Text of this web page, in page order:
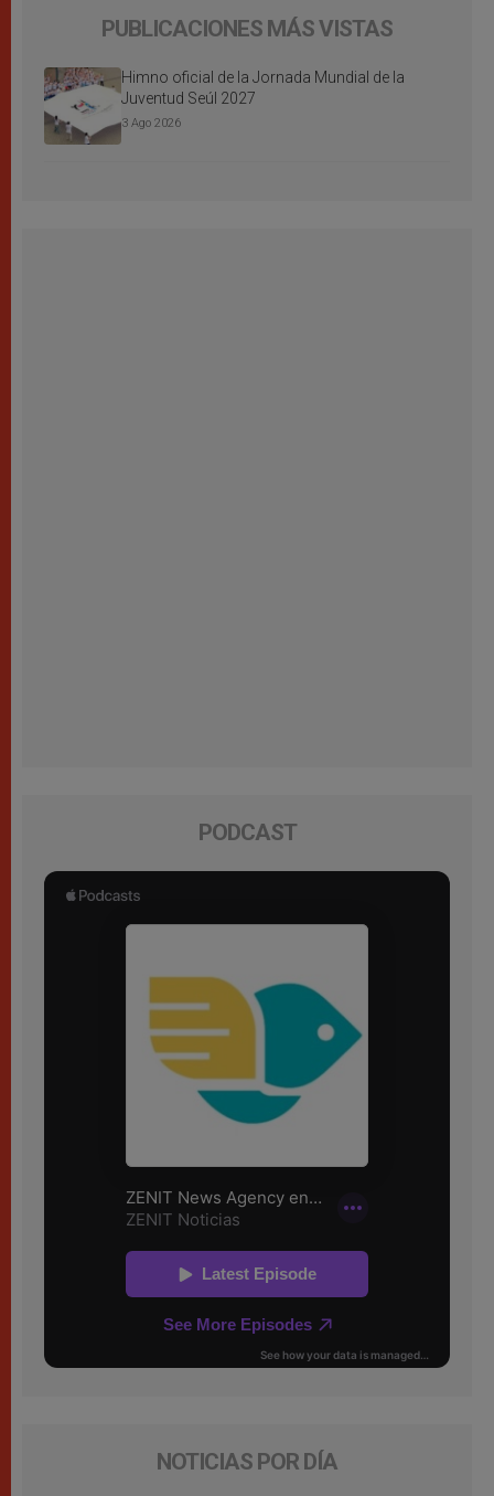
PUBLICACIONES MÁS VISTAS
Himno oficial de la Jornada Mundial de la
Juventud Seúl 2027
3 Ago 2026
PODCAST
NOTICIAS POR DÍA